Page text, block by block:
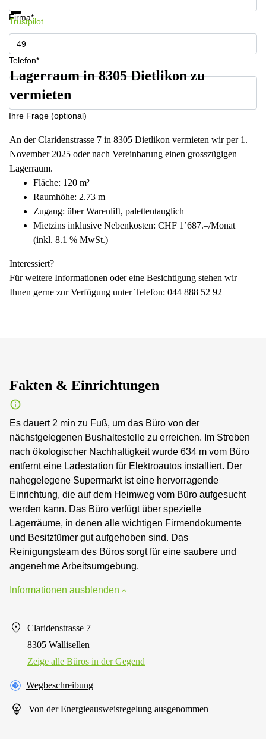
Firma*
Telefon*
Ihre Frage (optional)
Trustpilot
Lagerraum in 8305 Dietlikon zu
vermieten
An der Claridenstrasse 7 in 8305 Dietlikon vermieten wir per 1.
November 2025 oder nach Vereinbarung einen grosszügigen
Lagerraum.
Fläche: 120 m²
Raumhöhe: 2.73 m
Zugang: über Warenlift, palettentauglich
Mietzins inklusive Nebenkosten: CHF 1’687.–/Monat
(inkl. 8.1 % MwSt.)
Interessiert?
Für weitere Informationen oder eine Besichtigung stehen wir
Ihnen gerne zur Verfügung unter Telefon: 044 888 52 92
Fakten & Einrichtungen
Es dauert 2 min zu Fuß, um das Büro von der
nächstgelegenen Bushaltestelle zu erreichen. Im Streben
nach ökologischer Nachhaltigkeit wurde 634 m vom Büro
entfernt eine Ladestation für Elektroautos installiert. Der
nahegelegene Supermarkt ist eine hervorragende
Einrichtung, die auf dem Heimweg vom Büro aufgesucht
werden kann. Das Büro verfügt über spezielle
Lagerräume, in denen alle wichtigen Firmendokumente
und Besitztümer gut aufgehoben sind. Das
Reinigungsteam des Büros sorgt für eine saubere und
angenehme Arbeitsumgebung.
Informationen ausblenden
Claridenstrasse 7
8305 Wallisellen
Zeige alle Büros in der Gegend
Wegbeschreibung
Von der Energieausweisregelung ausgenommen